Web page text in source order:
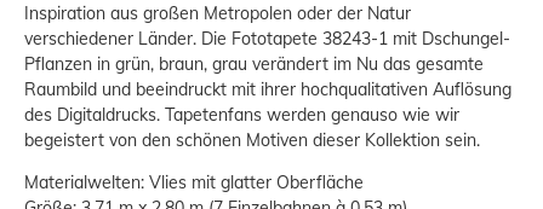
Inspiration aus großen Metropolen oder der Natur
verschiedener Länder. Die Fototapete 38243-1 mit Dschungel-
Pflanzen in grün, braun, grau verändert im Nu das gesamte
Raumbild und beeindruckt mit ihrer hochqualitativen Auflösung
des Digitaldrucks. Tapetenfans werden genauso wie wir
begeistert von den schönen Motiven dieser Kollektion sein.
Materialwelten: Vlies mit glatter Oberfläche